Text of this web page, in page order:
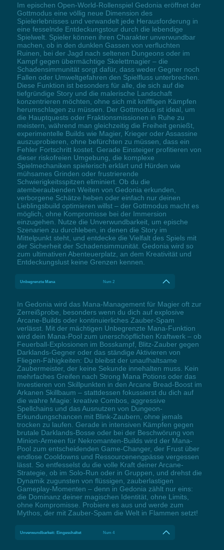
Im epischen Open-World-Rollenspiel Gedonia eröffnet der
Gottmodus eine völlig neue Dimension des
Spielerlebnisses und verwandelt jede Herausforderung in
eine fesselnde Entdeckungstour durch die lebendige
Spielwelt. Spieler können ihren Charakter unverwundbar
machen, ob in den dunklen Gassen von verfluchten
Ruinen, bei der Jagd nach seltenen Dungeons oder im
Kampf gegen übermächtige Skelettmagier – die
Schadensimmunität sorgt dafür, dass weder Gegner noch
Fallen oder Umweltgefahren den Spielfluss unterbrechen.
Diese Funktion ist besonders für alle, die sich auf die
tiefgründige Story und die malerische Landschaft
konzentrieren möchten, ohne sich mit kniffligen Kämpfen
herumschlagen zu müssen. Der Gottmodus ist ideal, um
die Hauptquests oder Fraktionsmissionen in Ruhe zu
meistern, während man gleichzeitig die Freiheit genießt,
experimentelle Builds wie Magier, Krieger oder Assassine
auszuprobieren, ohne befürchten zu müssen, dass ein
Fehler Fortschritt kostet. Gerade Einsteiger profitieren von
dieser riskofreien Umgebung, die komplexe
Spielmechaniken spielerisch erklärt und Hürden wie
mühsames Grinden oder frustrierende
Schwierigkeitsspitzen eliminiert. Ob du die
atemberaubenden Weiten von Gedonia erkunden,
verborgene Schätze heben oder einfach nur deinen
Lieblingsbuild optimieren willst – der Gottmodus macht es
möglich, ohne Kompromisse bei der Immersion
einzugehen. Nutze die Unverwundbarkeit, um epische
Szenarien zu durchleben, in denen die Story im
Mittelpunkt steht, und entdecke die Vielfalt des Spiels mit
der Sicherheit der Schadensimmunität. Gedonia wird so
zum ultimativen Abenteuerplatz, an dem Kreativität und
Entdeckungslust keine Grenzen kennen.
Unbegrenzte Mana Num 2
In Gedonia wird das Mana-Management für Magier oft zur
Zerreißprobe, besonders wenn du dich auf explosive
Arcane-Builds oder kontinuierliches Zauber-Spam
verlässt. Mit der mächtigen Unbegrenzte Mana-Funktion
wird dein Mana-Pool zum unerschöpflichen Kraftwerk – ob
Feuerball-Explosionen im Bosskampf, Blitz-Zauber gegen
Darklands-Gegner oder das ständige Aktivieren von
Fliegen-Fähigkeiten: Du bleibst der unaufhaltsame
Zaubermeister, der keine Sekunde innehalten muss. Kein
mehrfaches Greifen nach Strong Mana Potions oder das
Investieren von Skillpunkten in den Arcane Bread-Boost im
Arkanen Skillbaum – stattdessen fokussierst du dich auf
die wahre Magie: kreative Combos, aggressive
Spellchains und das Ausnutzen von Dungeon-
Erkundungschancen mit Blink-Zaubern, ohne jemals
trocken zu laufen. Gerade in intensiven Kämpfen gegen
brutale Darklands-Bosse oder bei der Beschwörung von
Minion-Armeen für Nekromanten-Builds wird der Mana-
Pool zum entscheidenden Game-Changer, der Frust über
endlose Cooldowns und Ressourcenengpässe vergessen
lässt. So entfesselst du die volle Kraft deiner Arcane-
Strategie, ob im Solo-Run oder in Gruppen, und drehst die
Dynamik zugunsten von flüssigen, zauberlastigen
Gameplay-Momenten – denn in Gedonia zählt nur eins:
die Dominanz deiner magischen Identität, ohne Limits,
ohne Kompromisse. Probiere es aus und werde zum
Mythos, der mit Zauber-Spam die Welt in Flammen setzt!
Unverwundbarkeit: Eingeschaltet Num 4